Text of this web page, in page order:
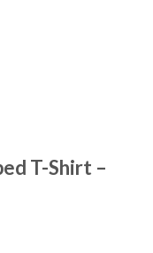
T-Shirt –